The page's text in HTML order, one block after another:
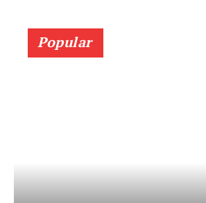
Popular